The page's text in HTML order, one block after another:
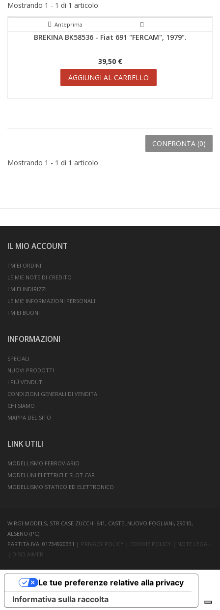
Mostrando 1 - 1 di 1 articolo
Anteprima
BREKINA BK58536 - Fiat 691 "FERCAM", 1979“.
39,50 €
AGGIUNGI AL CARRELLO
CONFRONTA (0)
Mostrando 1 - 1 di 1 articolo
IL MIO ACCOUNT
I MIEI ORDINI
LE MIE NOTE DI CREDITO
I MIEI INDIRIZZI
LE MIE INFORMAZIONI PERSONALI
I MIEI BUONI
INFORMAZIONI
SPECIALI
NUOVI PRODOTTI
I PIÙ VENDUTI
CONDIZIONI GENERALI DI VENDITA
CHI SIAMO
MAPPA DEL SITO
LINK UTILI
MODELLISMO FERROVIARIO
MODELLINI ELETTRICI E SLOT CAR
MODELLISMO STATICO ED ELETTRONICO
WIRGI MODELS, STR CASE ZUCCHI 641, CASTELNUOVO FOGLIANI, 29010,
ALSENO (PC).
PARTITA IVA: 01734920331 | PRIVACY POLICY | COOKIE POLICY | NOTE LEGALI
| DISCLAIMER
Informativa sulla raccolta
Le tue preferenze relative alla privacy